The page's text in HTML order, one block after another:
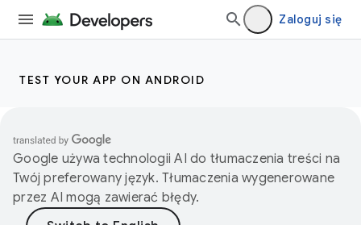
Zaloguj się
TEST YOUR APP ON ANDROID
Google używa technologii AI do tłumaczenia treści na
Twój preferowany język. Tłumaczenia wygenerowane
przez AI mogą zawierać błędy.